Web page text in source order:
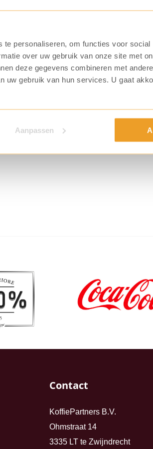
personaliseren, om functies voor
over uw gebruik van onze site met
deze gegevens combineren met
uw gebruik van hun services. U gaat
Aanpassen
Contact
KoffiePartners B.V.
Ohmstraat 14
3335 LT te Zwijndrecht